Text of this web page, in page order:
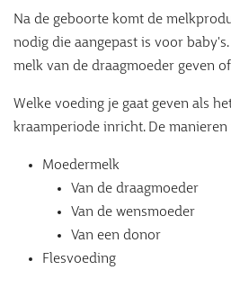
Na de geboorte komt de
nodig die aangepast is voor
melk van de draagmoeder geven
Welke voeding je gaat geven als
kraamperiode inricht. De
Moedermelk
Van de draagmoeder
Van de wensmoeder
Van een donor
Flesvoeding